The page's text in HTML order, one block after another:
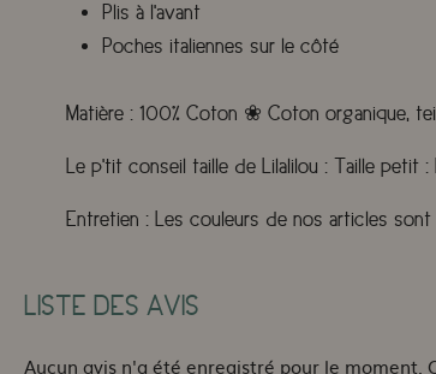
Plis à l'avant
Poches italiennes sur le côté
Matière : 100% Coton ❀ Coton organique,
Le p'tit conseil taille de Lilalilou : Taille petit
Entretien : Les couleurs de nos articles sont
LISTE DES AVIS
Aucun avis n'a été enregistré pour le moment.